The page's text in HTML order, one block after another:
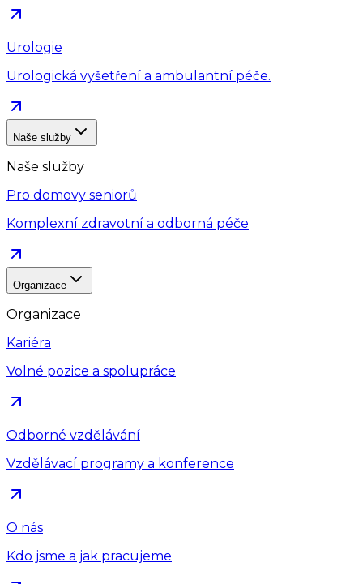
Urologie
Urologická vyšetření a ambulantní péče.
Naše služby
Naše služby
Pro domovy seniorů
Komplexní zdravotní a odborná péče
Organizace
Organizace
Kariéra
Volné pozice a spolupráce
Odborné vzdělávání
Vzdělávací programy a konference
O nás
Kdo jsme a jak pracujeme